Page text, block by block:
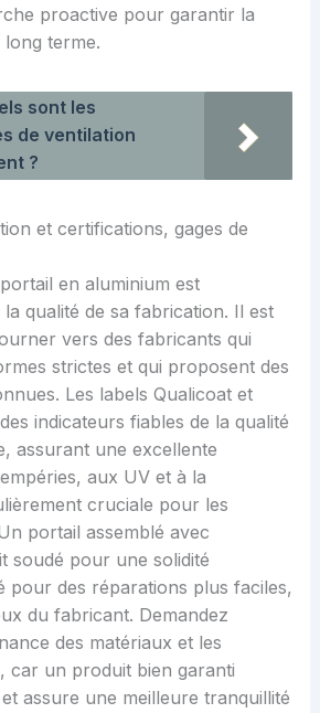
proactive pour garantir la
terme.
sont les
de ventilation
?
et certifications, gages de
en aluminium est
qualité de sa fabrication. Il est
vers des fabricants qui
strictes et qui proposent des
Les labels Qualicoat et
indicateurs fiables de la qualité
assurant une excellente
aux UV et à la
cruciale pour les
portail assemblé avec
soudé pour une solidité
pour des réparations plus faciles,
du fabricant. Demandez
des matériaux et les
car un produit bien garanti
assure une meilleure tranquillité